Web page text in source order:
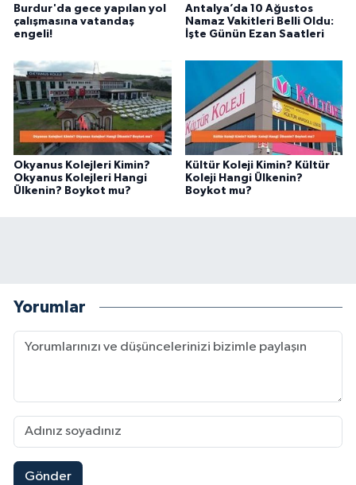
Burdur'da gece yapılan yol
çalışmasına vatandaş
engeli!
Antalya’da 10 Ağustos
Namaz Vakitleri Belli Oldu:
İşte Günün Ezan Saatleri
Okyanus Kolejleri Kimin?
Okyanus Kolejleri Hangi
Ülkenin? Boykot mu?
Kültür Koleji Kimin? Kültür
Koleji Hangi Ülkenin?
Boykot mu?
Yorumlar
Gönder